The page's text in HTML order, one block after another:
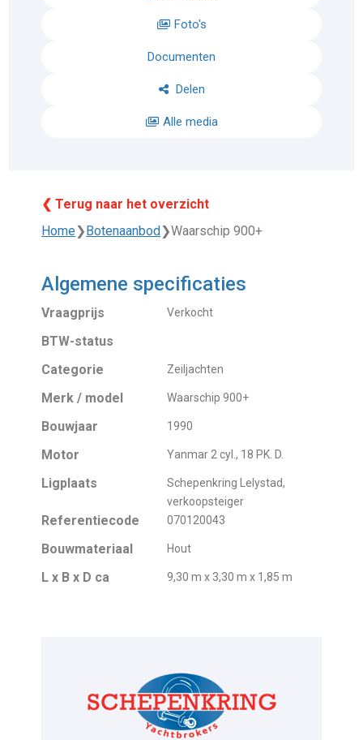
Foto's
Documenten
Delen
Alle media
❮ Terug naar het overzicht
Home❯Botenaanbod❯Waarschip 900+
Algemene specificaties
Vraagprijs Verkocht
BTW-status
Categorie
Zeiljachten
Merk / model Waarschip 900+
Bouwjaar 1990
Motor Yanmar 2 cyl., 18 PK. D.
Ligplaats
Schepenkring Lelystad,
verkoopsteiger
Referentiecode 070120043
Bouwmateriaal Hout
L x B x D ca 9,30 m x 3,30 m x 1,85 m